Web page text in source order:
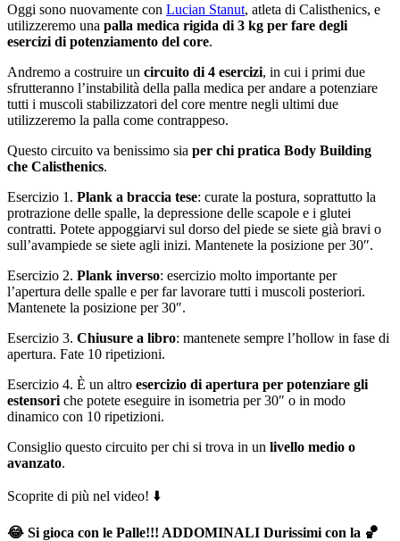
Oggi sono nuovamente con Lucian Stanut, atleta di Calisthenics, e
utilizzeremo una palla medica rigida di 3 kg per fare degli
esercizi di potenziamento del core.
Andremo a costruire un circuito di 4 esercizi, in cui i primi due
sfrutteranno l’instabilità della palla medica per andare a potenziare
tutti i muscoli stabilizzatori del core mentre negli ultimi due
utilizzeremo la palla come contrappeso.
Questo circuito va benissimo sia per chi pratica Body Building
che Calisthenics.
Esercizio 1. Plank a braccia tese: curate la postura, soprattutto la
protrazione delle spalle, la depressione delle scapole e i glutei
contratti. Potete appoggiarvi sul dorso del piede se siete già bravi o
sull’avampiede se siete agli inizi. Mantenete la posizione per 30″.
Esercizio 2. Plank inverso: esercizio molto importante per
l’apertura delle spalle e per far lavorare tutti i muscoli posteriori.
Mantenete la posizione per 30″.
Esercizio 3. Chiusure a libro: mantenete sempre l’hollow in fase di
apertura. Fate 10 ripetizioni.
Esercizio 4. È un altro esercizio di apertura per potenziare gli
estensori che potete eseguire in isometria per 30″ o in modo
dinamico con 10 ripetizioni.
Consiglio questo circuito per chi si trova in un livello medio o
avanzato.
Scoprite di più nel video! ⬇️
😂 Si gioca con le Palle!!! ADDOMINALI Durissimi con la 🏀